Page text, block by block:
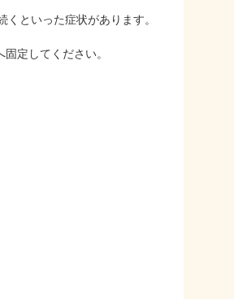
といった症状があります。
定してください。